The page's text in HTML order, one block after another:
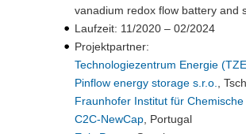
vanadium redox flow battery and
Laufzeit: 11/2020 – 02/2024
Projektpartner:
Technologiezentrum Energie
Pinflow energy storage s.r.o.,
Fraunhofer Institut für Chemische
C2C-NewCap, Portugal